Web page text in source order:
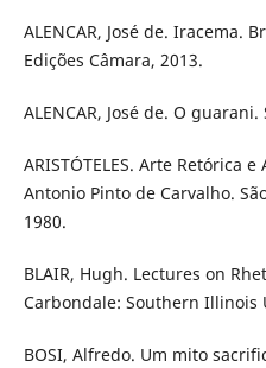
ALENCAR, José de. Iracema.
Edições Câmara, 2013.
ALENCAR, José de. O
ARISTÓTELES. Arte Retórica
Antonio Pinto de Carvalho.
1980.
BLAIR, Hugh. Lectures on
Carbondale: Southern Illinois
BOSI, Alfredo. Um mito